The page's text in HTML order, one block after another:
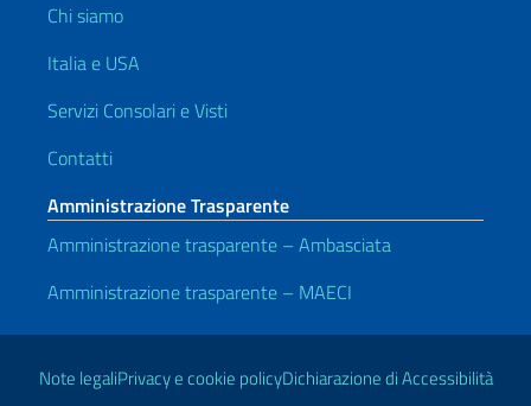
Chi siamo
Italia e USA
Servizi Consolari e Visti
Contatti
Amministrazione Trasparente
Amministrazione trasparente – Ambasciata
Amministrazione trasparente – MAECI
Link Utili
Note legaliPrivacy e cookie policyDichiarazione di Accessibilità